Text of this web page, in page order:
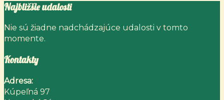
Najbližšie udalosti
Nie sú žiadne nadchádzajúce udalosti v tomto
momente.
Kontakty
Adresa:
Kúpeľná 97